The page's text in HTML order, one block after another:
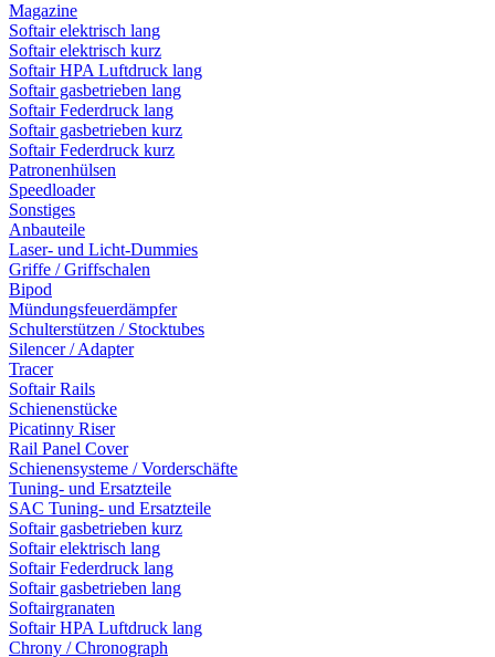
Magazine
Softair elektrisch lang
Softair elektrisch kurz
Softair HPA Luftdruck lang
Softair gasbetrieben lang
Softair Federdruck lang
Softair gasbetrieben kurz
Softair Federdruck kurz
Patronenhülsen
Speedloader
Sonstiges
Anbauteile
Laser- und Licht-Dummies
Griffe / Griffschalen
Bipod
Mündungsfeuerdämpfer
Schulterstützen / Stocktubes
Silencer / Adapter
Tracer
Softair Rails
Schienenstücke
Picatinny Riser
Rail Panel Cover
Schienensysteme / Vorderschäfte
Tuning- und Ersatzteile
SAC Tuning- und Ersatzteile
Softair gasbetrieben kurz
Softair elektrisch lang
Softair Federdruck lang
Softair gasbetrieben lang
Softairgranaten
Softair HPA Luftdruck lang
Chrony / Chronograph